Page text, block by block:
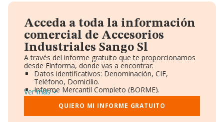
Acceda a toda la información
comercial de Accesorios
Industriales Sango Sl
A través del informe gratuito que te proporcionamos
desde Einforma, donde vas a encontrar:
Datos identificativos: Denominación, CIF,
Teléfono, Domicilio.
Informe Mercantil Completo (BORME).
Gráficos de Evolución Ventas y Empleados.
Consejo de Administración y Administradores.
Directivos y Ejecutivos.
Ver más
QUIERO MI INFORME GRATUITO